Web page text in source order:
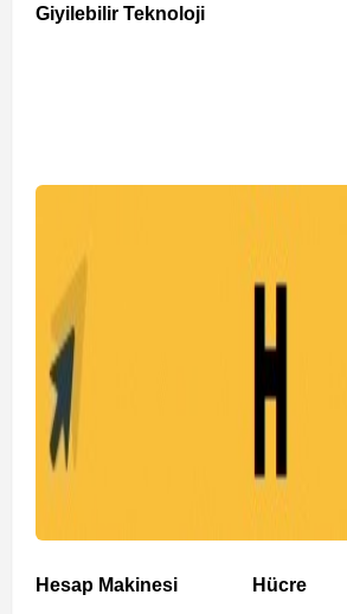
Giyilebilir Teknoloji
Hesap Makinesi
Hücre